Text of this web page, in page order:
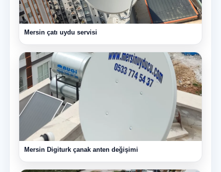
Mersin çatı uydu servisi
Mersin Digiturk çanak anten değişimi